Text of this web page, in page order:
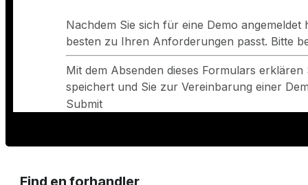
Nachdem Sie sich für eine Demo
besten zu Ihren Anforderungen passt. Bitte
Mit dem Absenden dieses Formulars
speichert und Sie zur Vereinbarung einer
Submit